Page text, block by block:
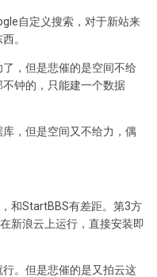
自定义搜索，对于新站来
。
，但是悲催的是空间不给
钟的，只能建一个数据
，但是空间又不给力，偶
和StartBBS有差距。第3方
新浪云上运行，直接安装即
。但是悲催的是又拍云这